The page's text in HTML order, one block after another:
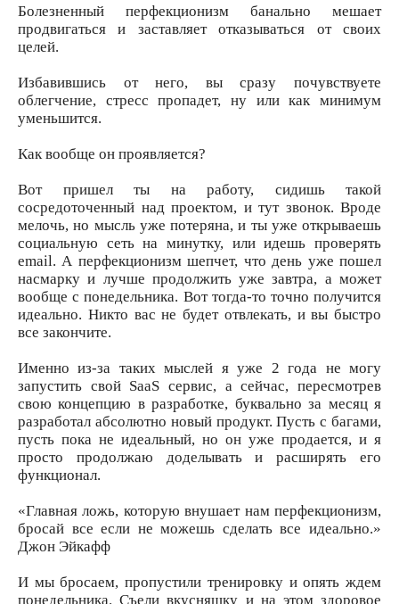
Болезненный перфекционизм банально мешает
продвигаться и заставляет отказываться от своих
целей.
Избавившись от него, вы сразу почувствуете
облегчение, стресс пропадет, ну или как минимум
уменьшится.
Как вообще он проявляется?
Вот пришел ты на работу, сидишь такой
сосредоточенный над проектом, и тут звонок. Вроде
мелочь, но мысль уже потеряна, и ты уже открываешь
социальную сеть на минутку, или идешь проверять
email. А перфекционизм шепчет, что день уже пошел
насмарку и лучше продолжить уже завтра, а может
вообще с понедельника. Вот тогда-то точно получится
идеально. Никто вас не будет отвлекать, и вы быстро
все закончите.
Именно из-за таких мыслей я уже 2 года не могу
запустить свой SaaS сервис, а сейчас, пересмотрев
свою концепцию в разработке, буквально за месяц я
разработал абсолютно новый продукт. Пусть с багами,
пусть пока не идеальный, но он уже продается, и я
просто продолжаю доделывать и расширять его
функционал.
«Главная ложь, которую внушает нам перфекционизм,
бросай все если не можешь сделать все идеально.»
Джон Эйкафф
И мы бросаем, пропустили тренировку и опять ждем
понедельника. Съели вкусняшку и на этом здоровое